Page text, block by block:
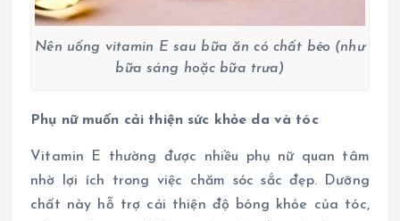
Nên uống vitamin E sau bữa ăn có chất béo (như
bữa sáng hoặc bữa trưa)
Phụ nữ muốn cải thiện sức khỏe da và tóc
Vitamin E thường được nhiều phụ nữ quan tâm
nhờ lợi ích trong việc chăm sóc sắc đẹp. Dưỡng
chất này hỗ trợ cải thiện độ bóng khỏe của tóc,